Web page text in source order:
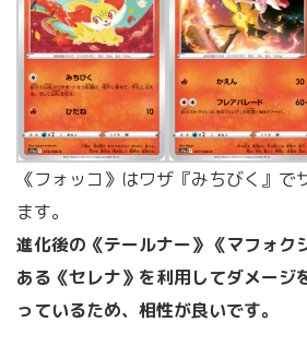
《フォッコ》はワザ『みちびく』で
ます。
進化後の《テールナー》《マフォク
ある《セレナ》を利用してダメージ
っているため、相性が良いです。